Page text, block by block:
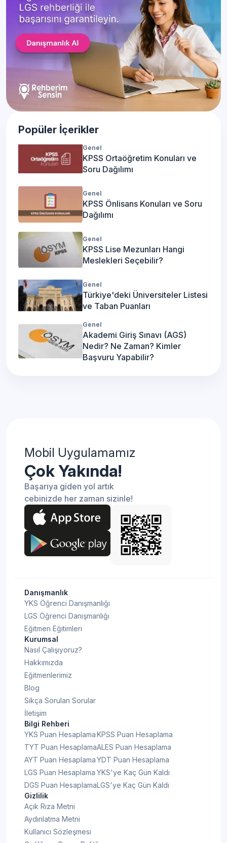
Popüler İçerikler
Genel
KPSS Ortaöğretim Konuları ve
Soru Dağılımı
Genel
KPSS Önlisans Konuları ve Soru
Dağılımı
Genel
KPSS Lise Mezunları Hangi
Meslekleri Seçebilir?
Genel
Türkiye'deki Üniversiteler Listesi
ve Taban Puanları
Genel
Akademi Giriş Sınavı (AGS)
Nedir? Ne Zaman? Kimler
Başvuru Yapabilir?
Mobil Uygulamamız
Çok Yakında!
Başarıya giden yol artık
cebinizde her zaman sizinle!
Danışmanlık
YKS Öğrenci Danışmanlığı
LGS Öğrenci Danışmanlığı
Eğitmen Eğitimleri
Kurumsal
Nasıl Çalışıyoruz?
Hakkımızda
Eğitmenlerimiz
Blog
Sıkça Sorulan Sorular
İletişim
Bilgi Rehberi
YKS Puan Hesaplama
TYT Puan Hesaplama
AYT Puan Hesaplama
LGS Puan Hesaplama
DGS Puan Hesaplama
KPSS Puan Hesaplama
ALES Puan Hesaplama
YDT Puan Hesaplama
YKS'ye Kaç Gün Kaldı
LGS'ye Kaç Gün Kaldı
Gizlilik
Açık Rıza Metni
Aydınlatma Metni
Kullanıcı Sözleşmesi